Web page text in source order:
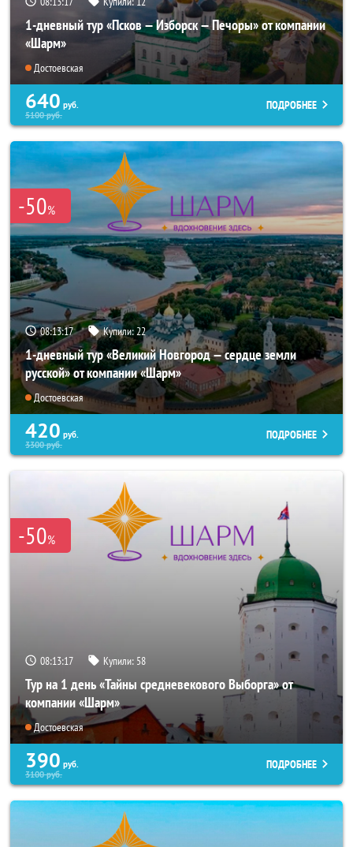
1-дневный тур «Псков — Изборск — Печоры» от компании
«Шарм»
Достоевская
640 руб.
5100руб.
ПОДРОБНЕЕ
-50%
08:13:15 Купили: 22
1-дневный тур «Великий Новгород — сердце земли
русской» от компании «Шарм»
Достоевская
420 руб.
3300руб.
ПОДРОБНЕЕ
-50%
08:13:15 Купили: 58
Тур на 1 день «Тайны средневекового Выборга» от
компании «Шарм»
Достоевская
390 руб.
3100руб.
ПОДРОБНЕЕ